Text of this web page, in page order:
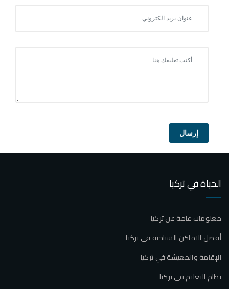
إرسال
الحياة في تركيا
معلومات عامة عن تركيا
أفضل الاماكن السياحية في تركيا
الإقامة والمعيشة في تركيا
نظام التعليم في تركيا